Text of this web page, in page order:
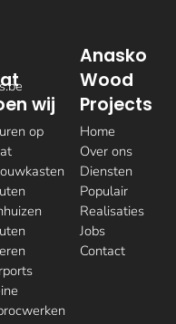
Anasko
Wood
Projects
Home
Over ons
Diensten
Populair
Realisaties
Jobs
Contact
wij
op